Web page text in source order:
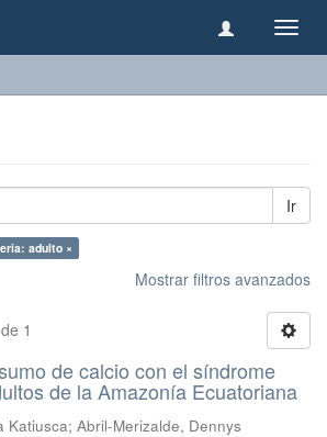
Ir
adulto ×
Mostrar filtros avanzados
1
de calcio con el síndrome
de la Amazonía Ecuatoriana
Katiusca; Abril-Merizalde, Dennys